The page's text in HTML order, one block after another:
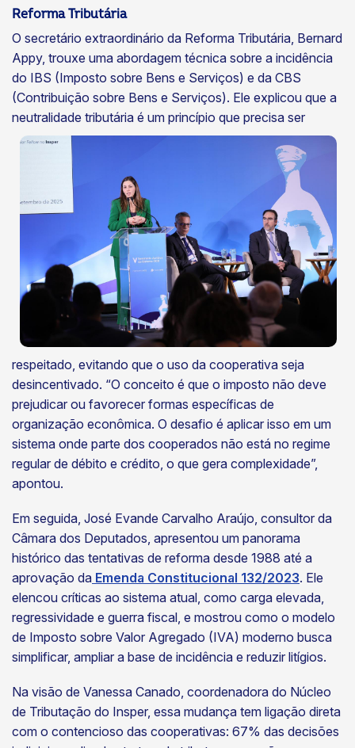
Reforma Tributária
O secretário extraordinário da Reforma Tributária, Bernard
Appy, trouxe uma abordagem técnica sobre a incidência
do IBS (Imposto sobre Bens e Serviços) e da CBS
(Contribuição sobre Bens e Serviços). Ele explicou que a
neutralidade tributária é um princípio que precisa ser
respeitado, evitando que o uso da cooperativa seja
desincentivado. “O conceito é que o imposto não deve
prejudicar ou favorecer formas específicas de
organização econômica. O desafio é aplicar isso em um
sistema onde parte dos cooperados não está no regime
regular de débito e crédito, o que gera complexidade”,
apontou.
Em seguida, José Evande Carvalho Araújo, consultor da
Câmara dos Deputados, apresentou um panorama
histórico das tentativas de reforma desde 1988 até a
aprovação da Emenda Constitucional 132/2023. Ele
elencou críticas ao sistema atual, como carga elevada,
regressividade e guerra fiscal, e mostrou como o modelo
de Imposto sobre Valor Agregado (IVA) moderno busca
simplificar, ampliar a base de incidência e reduzir litígios.
Na visão de Vanessa Canado, coordenadora do Núcleo
de Tributação do Insper, essa mudança tem ligação direta
com o contencioso das cooperativas: 67% das decisões